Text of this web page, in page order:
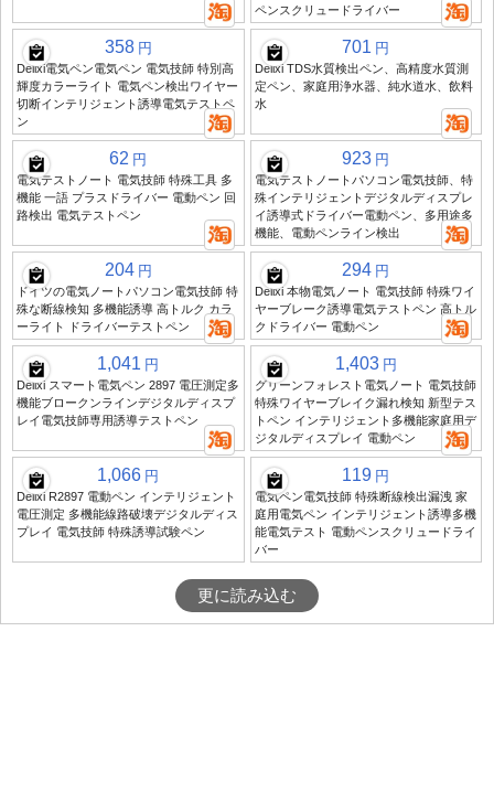
ペンスクリュードライバー
358 円
Delixi電気ペン電気ペン 電気技師 特別高
輝度カラーライト 電気ペン検出ワイヤー
切断インテリジェント誘導電気テストペ
ン
701 円
Delixi TDS水質検出ペン、高精度水質測
定ペン、家庭用浄水器、純水道水、飲料
水
62 円
電気テストノート 電気技師 特殊工具 多
機能 一語 プラスドライバー 電動ペン 回
路検出 電気テストペン
923 円
電気テストノートパソコン電気技師、特
殊インテリジェントデジタルディスプレ
イ誘導式ドライバー電動ペン、多用途多
機能、電動ペンライン検出
204 円
ドイツの電気ノートパソコン電気技師 特
殊な断線検知 多機能誘導 高トルク カラ
ーライト ドライバーテストペン
294 円
Delixi 本物電気ノート 電気技師 特殊ワイ
ヤーブレーク誘導電気テストペン 高トル
クドライバー 電動ペン
1,041 円
Delixi スマート電気ペン 2897 電圧測定多
機能ブロークンラインデジタルディスプ
レイ電気技師専用誘導テストペン
1,403 円
グリーンフォレスト電気ノート 電気技師
特殊ワイヤーブレイク漏れ検知 新型テス
トペン インテリジェント多機能家庭用デ
ジタルディスプレイ 電動ペン
1,066 円
Delixi R2897 電動ペン インテリジェント
電圧測定 多機能線路破壊デジタルディス
プレイ 電気技師 特殊誘導試験ペン
119 円
電気ペン電気技師 特殊断線検出漏洩 家
庭用電気ペン インテリジェント誘導多機
能電気テスト 電動ペンスクリュードライ
バー
更に読み込む